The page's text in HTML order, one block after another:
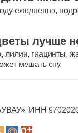
ежедневно,
лучше
лилии, гиацинты,
мешать сну.
ИНН